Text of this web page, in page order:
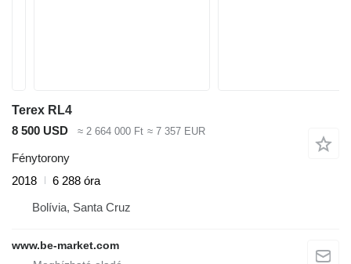
Terex RL4
8 500 USD
≈ 2 664 000 Ft ≈ 7 357 EUR
Fénytorony
2018
6 288 óra
Bolívia, Santa Cruz
www.be-market.com